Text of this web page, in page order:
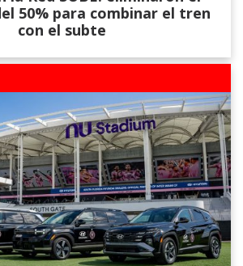
50% para combinar el tren
con el subte